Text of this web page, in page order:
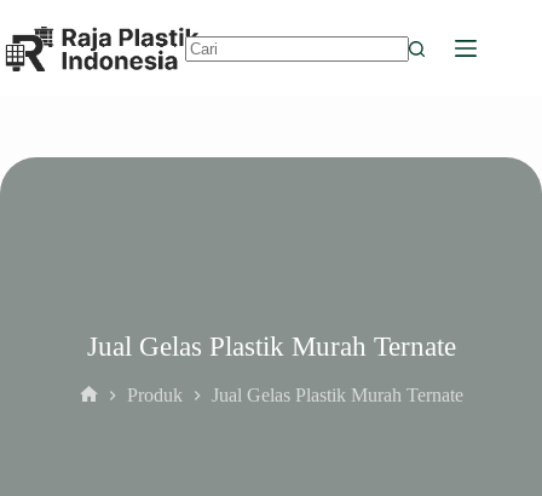
to
content
Jual Gelas Plastik Murah Ternate
Produk Jual Gelas Plastik Murah Ternate